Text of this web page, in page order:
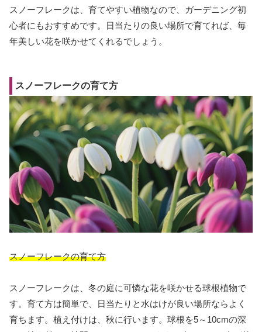
スノーフレークは、育てやすい植物なので、ガーデニング初
心者にもおすすめです。日当たりの良い場所で育てれば、毎
年美しい花を咲かせてくれるでしょう。
スノーフレークの育て方
スノーフレークの育て方
スノーフレークは、冬の庭に可憐な花を咲かせる球根植物で
す。育て方は簡単で、日当たりと水はけが良い場所ならよく
育ちます。植え付けは、秋に行います。球根を5～10cmの深